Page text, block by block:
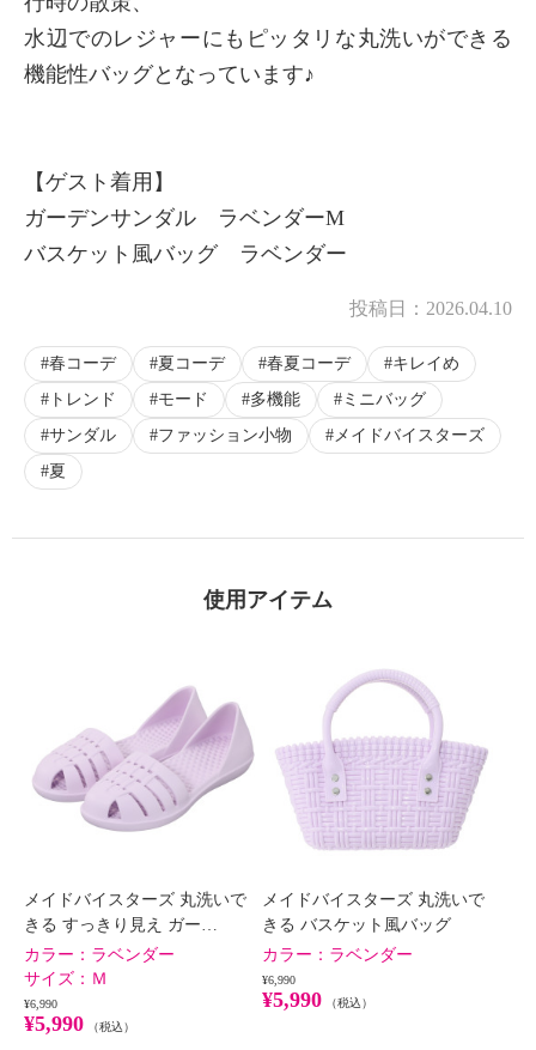
水辺でのレジャーにもピッタリな丸洗いができる
機能性バッグとなっています♪
【ゲスト着用】
ガーデンサンダル ラベンダーM
バスケット風バッグ ラベンダー
投稿日： 2026.04.10
春コーデ 夏コーデ 春夏コーデ
キレイめ
トレンド
モード 多機能
ミニバッグ
サンダル
ファッション小物
メイドバイスターズ
夏
使用アイテム
メイドバイスターズ 丸洗いで
きる すっきり見え ガー…
カラー： ラベンダー
サイズ： Ｍ
¥6,990
¥5,990 （税込）
メイドバイスターズ 丸洗いで
きる バスケット風バッグ
カラー： ラベンダー
¥6,990
¥5,990 （税込）